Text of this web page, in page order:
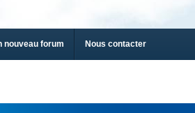
nouveau forum Nous contacter